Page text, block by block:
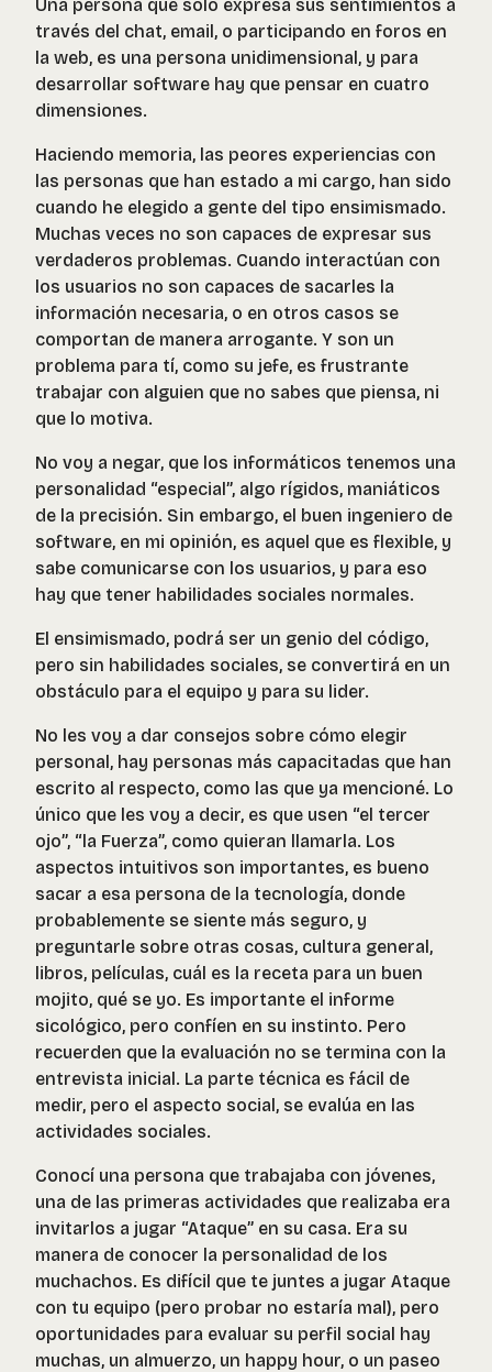
Una persona que sólo expresa sus sentimientos a
través del chat, email, o participando en foros en
la web, es una persona unidimensional, y para
desarrollar software hay que pensar en cuatro
dimensiones.
Haciendo memoria, las peores experiencias con
las personas que han estado a mi cargo, han sido
cuando he elegido a gente del tipo ensimismado.
Muchas veces no son capaces de expresar sus
verdaderos problemas. Cuando interactúan con
los usuarios no son capaces de sacarles la
información necesaria, o en otros casos se
comportan de manera arrogante. Y son un
problema para tí, como su jefe, es frustrante
trabajar con alguien que no sabes que piensa, ni
que lo motiva.
No voy a negar, que los informáticos tenemos una
personalidad “especial”, algo rígidos, maniáticos
de la precisión. Sin embargo, el buen ingeniero de
software, en mi opinión, es aquel que es flexible, y
sabe comunicarse con los usuarios, y para eso
hay que tener habilidades sociales normales.
El ensimismado, podrá ser un genio del código,
pero sin habilidades sociales, se convertirá en un
obstáculo para el equipo y para su lider.
No les voy a dar consejos sobre cómo elegir
personal, hay personas más capacitadas que han
escrito al respecto, como las que ya mencioné. Lo
único que les voy a decir, es que usen “el tercer
ojo”, “la Fuerza”, como quieran llamarla. Los
aspectos intuitivos son importantes, es bueno
sacar a esa persona de la tecnología, donde
probablemente se siente más seguro, y
preguntarle sobre otras cosas, cultura general,
libros, películas, cuál es la receta para un buen
mojito, qué se yo. Es importante el informe
sicológico, pero confíen en su instinto. Pero
recuerden que la evaluación no se termina con la
entrevista inicial. La parte técnica es fácil de
medir, pero el aspecto social, se evalúa en las
actividades sociales.
Conocí una persona que trabajaba con jóvenes,
una de las primeras actividades que realizaba era
invitarlos a jugar “Ataque” en su casa. Era su
manera de conocer la personalidad de los
muchachos. Es difícil que te juntes a jugar Ataque
con tu equipo (pero probar no estaría mal), pero
oportunidades para evaluar su perfil social hay
muchas, un almuerzo, un happy hour, o un paseo